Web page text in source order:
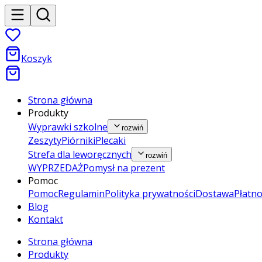
Koszyk
Strona główna
Produkty
Wyprawki szkolne
rozwiń
ZeszytyPiórnikiPlecaki
Strefa dla leworęcznych
rozwiń
WYPRZEDAŻPomysł na prezent
Pomoc
PomocRegulaminPolityka prywatnościDostawa
Blog
Kontakt
Strona główna
Produkty